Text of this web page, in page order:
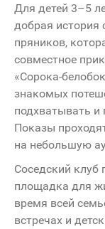
Для детей 3–5
добрая история
пряников,
совместное
«Сорока-
знакомых
подхватывать и
Показы
на небольшую
Соседский клуб
площадка для
время всей
встречах и